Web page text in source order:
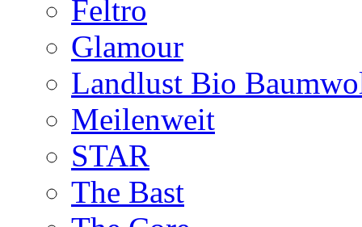
Feltro
Glamour
Landlust Bio
Meilenweit
STAR
The Bast